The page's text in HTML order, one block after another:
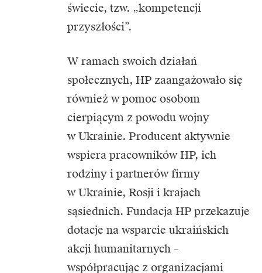
świecie, tzw. „kompetencji
przyszłości”.
W ramach swoich działań
społecznych, HP zaangażowało się
również w pomoc osobom
cierpiącym z powodu wojny
w Ukrainie. Producent aktywnie
wspiera pracowników HP, ich
rodziny i partnerów firmy
w Ukrainie, Rosji i krajach
sąsiednich. Fundacja HP ​​przekazuje
dotacje na wsparcie ukraińskich
akcji humanitarnych –
współpracując z organizacjami